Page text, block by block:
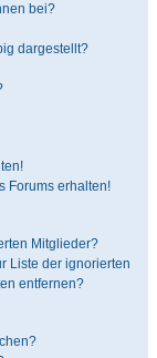
bei?
dargestellt?
Forums erhalten!
Mitglieder?
Liste der ignorierten
entfernen?